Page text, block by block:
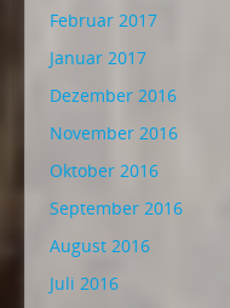
Februar 2017
Januar 2017
Dezember 2016
November 2016
Oktober 2016
September 2016
August 2016
Juli 2016